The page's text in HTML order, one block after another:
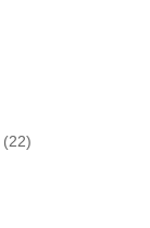
(22)